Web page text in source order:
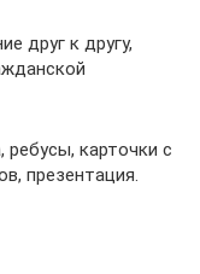
друг к другу,
карточки с
презентация.